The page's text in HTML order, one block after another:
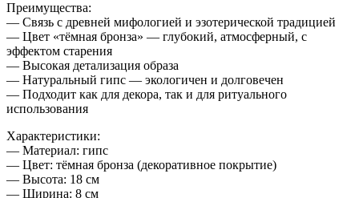
Преимущества:
— Связь с древней мифологией и эзотерической традицией
— Цвет «тёмная бронза» — глубокий, атмосферный, с
эффектом старения
— Высокая детализация образа
— Натуральный гипс — экологичен и долговечен
— Подходит как для декора, так и для ритуального
использования
Характеристики:
— Материал: гипс
— Цвет: тёмная бронза (декоративное покрытие)
— Высота: 18 см
— Ширина: 8 см